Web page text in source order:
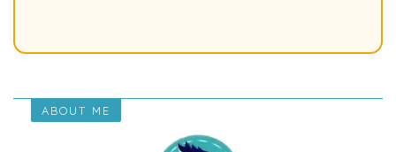
ABOUT ME